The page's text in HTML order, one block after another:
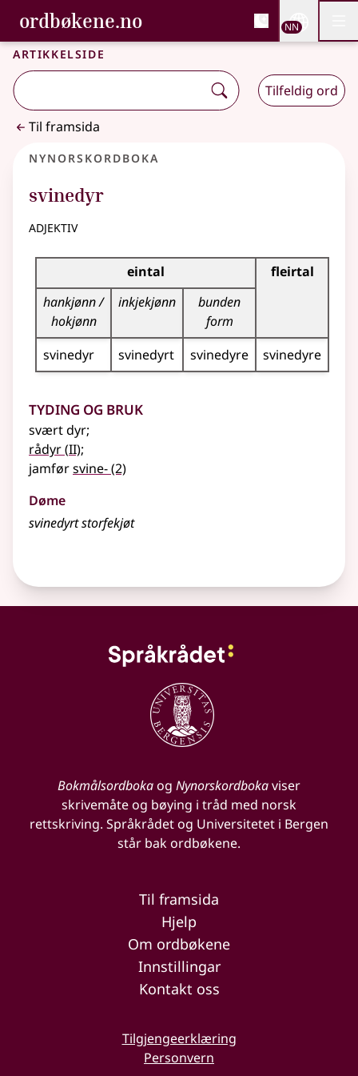
Gå til hovudinnhald
Tilgjenge
ordbøkene.no, Bokmålsordboka og
Bokmålsordboka og Nynorskordboka
NN
Artikkelside
Tilfeldig ord
Til framsida
Nynorskordboka
svinedyr
adjektiv
Bøyningstabell for dette adjektivet
eintal
fleirtal
hankjønn /
hokjønn
inkjekjønn
bunden
form
svinedyr
svinedyrt svinedyre svinedyre
Tyding og bruk
svært dyr;
rådyr(2
II);
jamførsvine-(2)
Døme
svinedyrt storfekjøt
Bokmålsordbokaog Nynorskordbokaviser
skrivemåte og bøying i tråd med norsk
rettskriving. Språkrådet og Universitetet i Bergen
står bak ordbøkene.
Til framsida
Hjelp
Om ordbøkene
Innstillingar
Kontakt oss
Tilgjengeerklæring
Personvern